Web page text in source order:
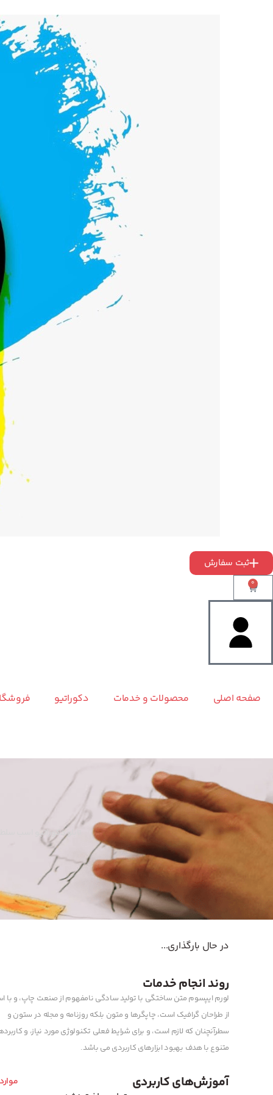
ثبت سفارش
0
صفحه اصلی محصولات و خدمات دکوراتیو
تابلو دکوراتیو اسب
در حال بارگذاری...
روند انجام خدمات
لورم ایپسوم متن ساختگی با تولید سادگی نامفهوم از صنعت چاپ، و با
از طراحان گرافیک است، چاپگرها و متون بلکه روزنامه و مجله در ستون و
سطرآنچنان که لازم است، و برای شرایط فعلی تکنولوژی مورد نیاز، و
متنوع با هدف بهبود ابزارهای کاربردی می باشد.
آموزش‌های کاربردی